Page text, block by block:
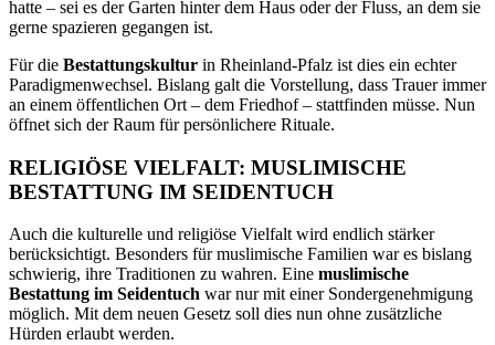
hatte – sei es der Garten hinter dem Haus oder der Fluss, an dem sie
gerne spazieren gegangen ist.
Für die Bestattungskultur in Rheinland-Pfalz ist dies ein echter
Paradigmenwechsel. Bislang galt die Vorstellung, dass Trauer immer
an einem öffentlichen Ort – dem Friedhof – stattfinden müsse. Nun
öffnet sich der Raum für persönlichere Rituale.
RELIGIÖSE VIELFALT: MUSLIMISCHE
BESTATTUNG IM SEIDENTUCH
Auch die kulturelle und religiöse Vielfalt wird endlich stärker
berücksichtigt. Besonders für muslimische Familien war es bislang
schwierig, ihre Traditionen zu wahren. Eine muslimische
Bestattung im Seidentuch war nur mit einer Sondergenehmigung
möglich. Mit dem neuen Gesetz soll dies nun ohne zusätzliche
Hürden erlaubt werden.